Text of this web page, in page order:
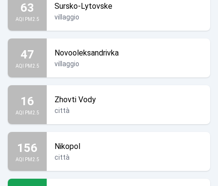
63
AQI PM2.5
Sursko-Lytovske
villaggio
47
AQI PM2.5
Novooleksandrivka
villaggio
16
AQI PM2.5
Zhovti Vody
città
156
AQI PM2.5
Nikopol
città